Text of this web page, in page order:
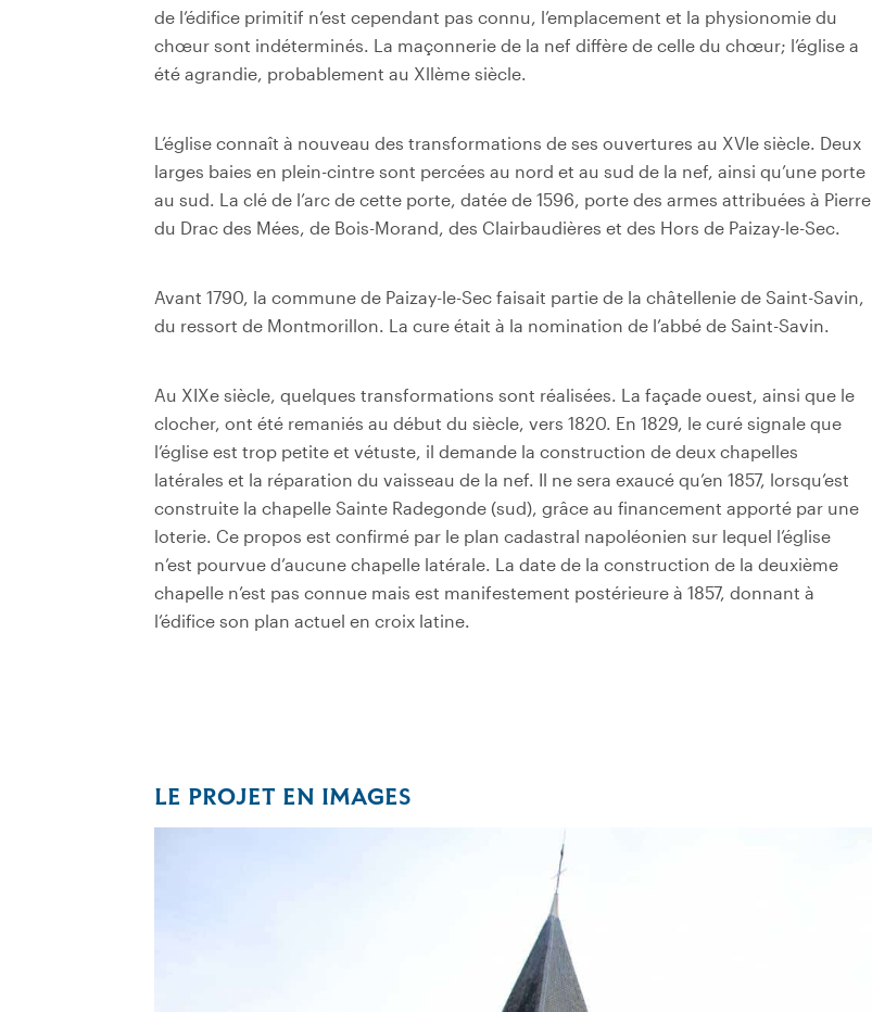
de l’édifice primitif n’est cependant pas connu, l’emplacement et la physionomie du
chœur sont indéterminés. La maçonnerie de la nef diffère de celle du chœur; l’église a
été agrandie, probablement au Xllème siècle.
L’église connaît à nouveau des transformations de ses ouvertures au XVIe siècle. Deux
larges baies en plein-cintre sont percées au nord et au sud de la nef, ainsi qu’une porte
au sud. La clé de l’arc de cette porte, datée de 1596, porte des armes attribuées à Pierre
du Drac des Mées, de Bois-Morand, des Clairbaudières et des Hors de Paizay-le-Sec.
Avant 1790, la commune de Paizay-le-Sec faisait partie de la châtellenie de Saint-Savin,
du ressort de Montmorillon. La cure était à la nomination de l’abbé de Saint-Savin.
Au XIXe siècle, quelques transformations sont réalisées. La façade ouest, ainsi que le
clocher, ont été remaniés au début du siècle, vers 1820. En 1829, le curé signale que
l’église est trop petite et vétuste, il demande la construction de deux chapelles
latérales et la réparation du vaisseau de la nef. Il ne sera exaucé qu’en 1857, lorsqu’est
construite la chapelle Sainte Radegonde (sud), grâce au financement apporté par une
loterie. Ce propos est confirmé par le plan cadastral napoléonien sur lequel l’église
n’est pourvue d’aucune chapelle latérale. La date de la construction de la deuxième
chapelle n’est pas connue mais est manifestement postérieure à 1857, donnant à
l’édifice son plan actuel en croix latine.
LE PROJET EN IMAGES